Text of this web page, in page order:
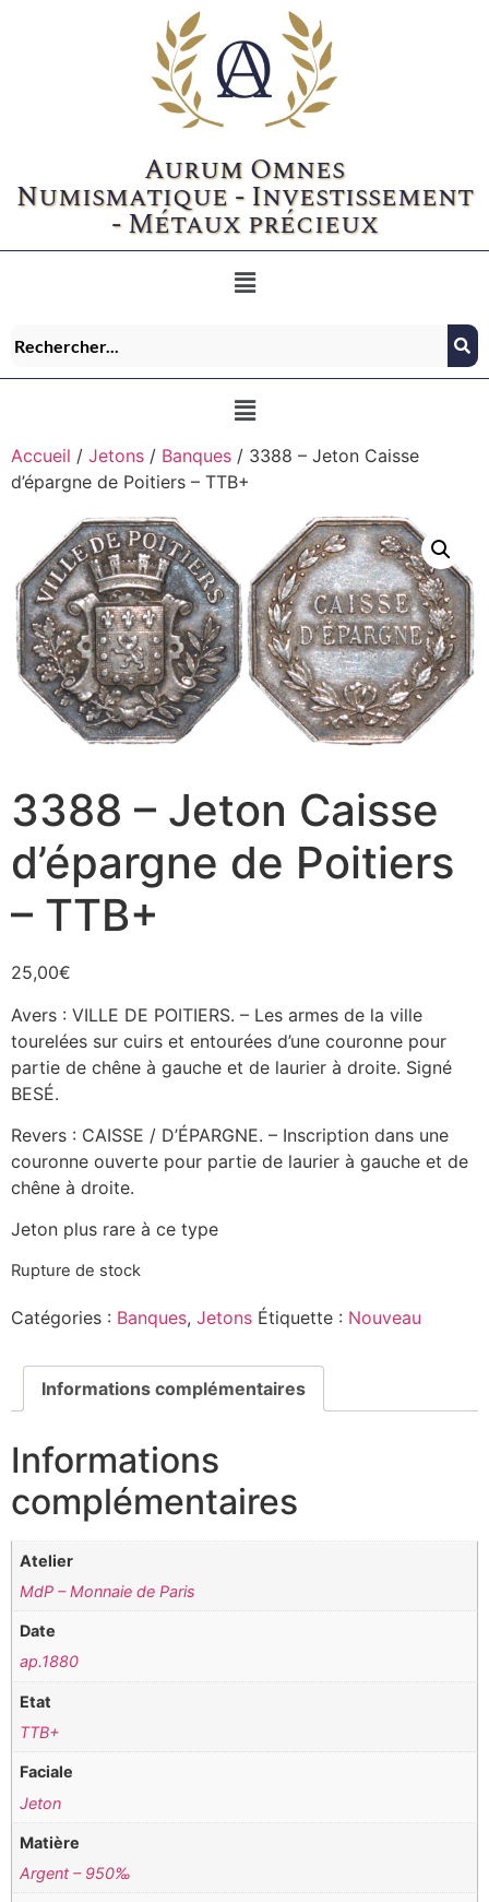
Aurum Omnes
Numismatique - Investissement
- Métaux précieux
Accueil / Jetons / Banques / 3388 – Jeton Caisse
d’épargne de Poitiers – TTB+
3388 – Jeton Caisse
d’épargne de Poitiers
– TTB+
25,00€
Avers : VILLE DE POITIERS. – Les armes de la ville
tourelées sur cuirs et entourées d’une couronne pour
partie de chêne à gauche et de laurier à droite. Signé
BESÉ.
Revers : CAISSE / D’ÉPARGNE. – Inscription dans une
couronne ouverte pour partie de laurier à gauche et de
chêne à droite.
Jeton plus rare à ce type
Rupture de stock
Catégories : Banques, Jetons Étiquette : Nouveau
Informations complémentaires
Informations
complémentaires
Atelier
MdP – Monnaie de Paris
Date
ap.1880
Etat
TTB+
Faciale
Jeton
Matière
Argent – 950‰